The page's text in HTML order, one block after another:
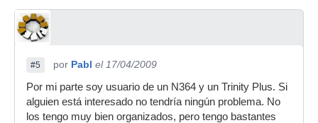
#5 por Pabl el 17/04/2009
Por mi parte soy usuario de un N364 y un Trinity Plus. Si
alguien está interesado no tendría ningún problema. No
los tengo muy bien organizados, pero tengo bastantes